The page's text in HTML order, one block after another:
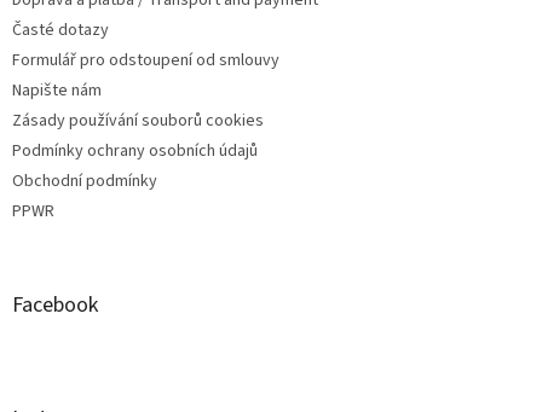
Časté dotazy
Formulář pro odstoupení od smlouvy
Napište nám
Zásady používání souborů cookies
Podmínky ochrany osobních údajů
Obchodní podmínky
PPWR
Facebook